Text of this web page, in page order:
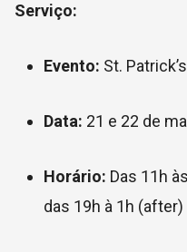
Serviço:
Evento: St.
Data: 21 e 22 de
Horário: Das 11h
das 19h à 1h (after)